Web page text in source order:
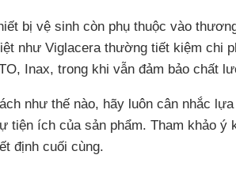
bị vệ sinh còn phụ thuộc vào
như Viglacera thường tiết kiệm chi
Inax, trong khi vẫn đảm bảo chất
như thế nào, hãy luôn cân nhắc
tiện ích của sản phẩm. Tham khảo ý
định cuối cùng.